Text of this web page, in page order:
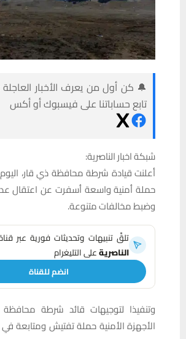
🔔 كن أول من يعرف الأخبار العاجلة
تابع حساباتنا على فيسبوك أو أكس
شبكة اخبار الناصرية:
أعلنت قيادة شرطة محافظة ذي قار، اليوم
حملة أمنية واسعة أسفرت عن اعتقال
وضبط مخالفات متنوعة.
تلقَّ تنبيهات وتحديثات فورية عبر
الناصريةعلى التليغرام
انضم للقناة
وتنفيذا لتوجيهات قائد شرطة
الأجهزة الأمنية حملة تفتيش ومتابعة